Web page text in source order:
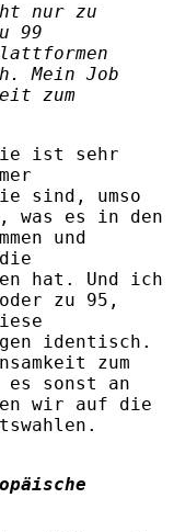
nur zu
99
Mein Job
zum
ist sehr
sind, umso
was es in den
und
hat. Und ich
zu 95,
identisch.
zum
es sonst an
wir auf die